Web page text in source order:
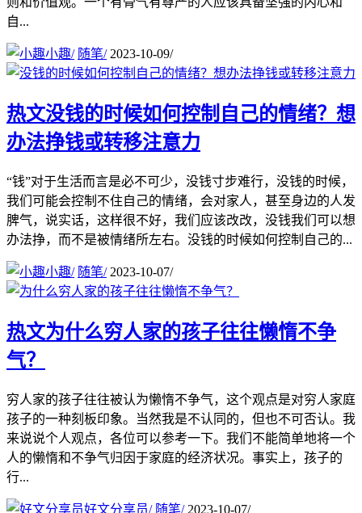
自...
小趣/ 随笔/ 2023-10-09/
热文没钱的时候如何控制自己的情绪？想
办法挣钱或转移注意力
“钱”对于生活而言是必不可少，没钱寸步难行，没钱的时候，
我们可能会控制不住自己的情绪，会对家人，甚至身边的人发
脾气，说实话，这样很不好，我们应该改改，没钱我们可以想
办法挣，而不是被情绪所左右。没钱的时候如何控制自己的...
小趣/ 随笔/ 2023-10-07/
热文为什么穷人家的孩子往往懒惰不争
气？
穷人家的孩子往往被认为懒惰不争气，这个观点是对穷人家庭
孩子的一种刻板印象。当然我是不认同的，但也不可否认。我
来说说个人观点，各位可以参考一下。我们不能简单地将一个
人的懒惰和不争气归因于家庭的经济状况。事实上，孩子的
行...
好文分享员/ 随笔/ 2023-10-07/